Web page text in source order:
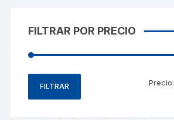
FILTRAR POR PRECIO
FILTRAR Precio: